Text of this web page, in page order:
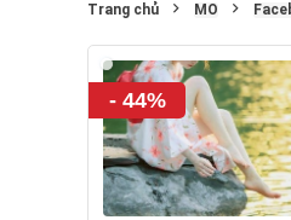
Trang chủ MO
- 44%